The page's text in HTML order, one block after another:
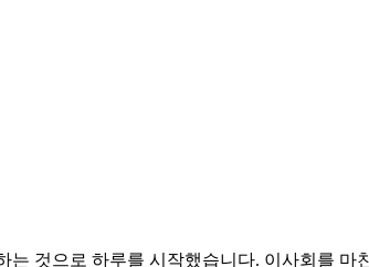
것으로 하루를 시작했습니다. 이사회를 마